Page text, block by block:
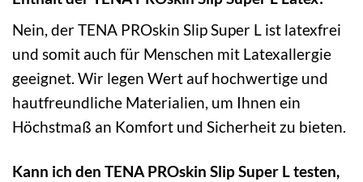
Nein, der TENA PROskin Slip Super L ist latexfrei
und somit auch für Menschen mit Latexallergie
geeignet. Wir legen Wert auf hochwertige und
hautfreundliche Materialien, um Ihnen ein
Höchstmaß an Komfort und Sicherheit zu bieten.
Kann ich den TENA PROskin Slip Super L testen,